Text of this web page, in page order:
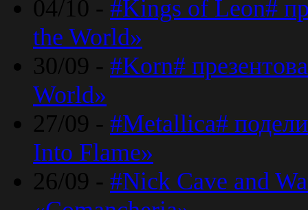
04/10 - #Kings of Leon#
the World»
30/09 - #Korn#
World»
27/09 - #Metallica#
Into Flame»
26/09 - #Nick Cave and